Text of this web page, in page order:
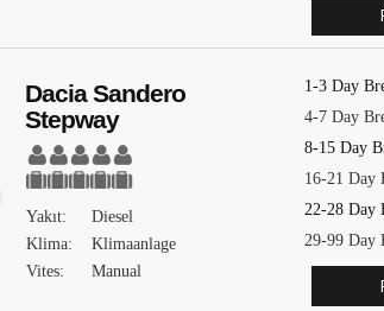
Dacia Sandero
Stepway
Yakıt:
Diesel
Klima:
Klimaanlage
Vites:
Manual
1-3 Day
4-7 Day
8-15 Day
16-21 Day
22-28 Day
29-99 Day